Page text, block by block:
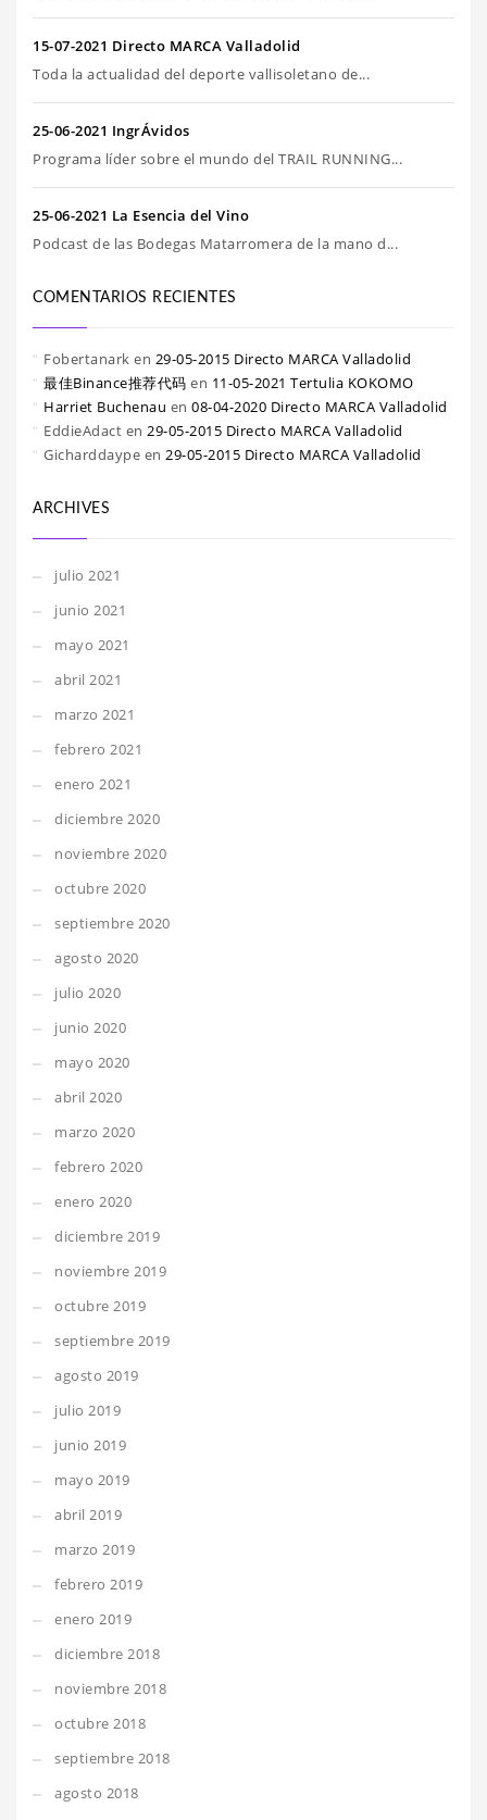
15-07-2021 Directo MARCA Valladolid
Toda la actualidad del deporte vallisoletano de...
25-06-2021 IngrÁvidos
Programa líder sobre el mundo del TRAIL RUNNING...
25-06-2021 La Esencia del Vino
Podcast de las Bodegas Matarromera de la mano d...
COMENTARIOS RECIENTES
Fobertanark en 29-05-2015 Directo MARCA Valladolid
最佳Binance推荐代码 en 11-05-2021 Tertulia KOKOMO
Harriet Buchenau en 08-04-2020 Directo MARCA Valladolid
EddieAdact en 29-05-2015 Directo MARCA Valladolid
Gicharddaype en 29-05-2015 Directo MARCA Valladolid
ARCHIVES
julio 2021
junio 2021
mayo 2021
abril 2021
marzo 2021
febrero 2021
enero 2021
diciembre 2020
noviembre 2020
octubre 2020
septiembre 2020
agosto 2020
julio 2020
junio 2020
mayo 2020
abril 2020
marzo 2020
febrero 2020
enero 2020
diciembre 2019
noviembre 2019
octubre 2019
septiembre 2019
agosto 2019
julio 2019
junio 2019
mayo 2019
abril 2019
marzo 2019
febrero 2019
enero 2019
diciembre 2018
noviembre 2018
octubre 2018
septiembre 2018
agosto 2018